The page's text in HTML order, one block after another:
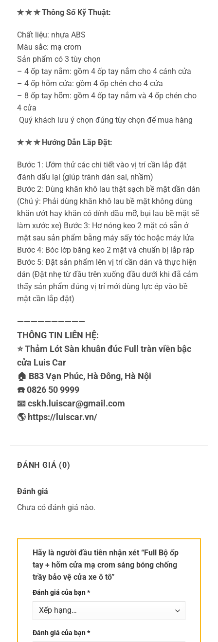
✯ ✯ ✯ Thông Số Kỹ Thuật:
️Chất liệu: nhựa ABS
Màu sắc: mạ crom
Sản phẩm có 3 tùy chọn
– 4 ốp tay nắm: gồm 4 ốp tay nắm cho 4 cánh cửa
– 4 ốp hõm cửa: gồm 4 ốp chén cho 4 cửa
– 8 ốp tay hõm: gồm 4 ốp tay nắm và 4 ốp chén cho
4 cửa
️ Quý khách lưu ý chọn đúng tùy chọn để mua hàng
✯ ✯ ✯ Hướng Dẫn Lắp Đặt:
️Bước 1: Ướm thử các chi tiết vào vị trí cần lắp đặt
đánh dấu lại (giúp tránh dán sai, nhầm)
Bước 2: Dùng khăn khô lau thật sạch bề mặt dần dán
(Chú ý: Phải dùng khăn khô lau bề mặt không dùng
khăn ướt hay khăn có dính dầu mỡ, bụi lau bề mặt sẽ
làm xước xe)️ Bước 3: Hơ nóng keo 2 mặt có sẵn ở
mặt sau sản phẩm bằng máy sấy tóc hoặc máy lửa
Bước 4: Bóc lớp băng keo 2 mặt và chuẩn bị lắp ráp
️Bước 5: Đặt sản phẩm lên vị trí cần dán và thực hiện
dán (Đặt nhẹ từ đầu trên xuống đầu dưới khi đã cảm
thấy sản phẩm đúng vị trí mới dùng lực ép vào bề
mặt cần lắp đặt)
——————————
THÔNG TIN LIÊN HỆ:
⭐️ Thảm Lót Sàn khuân đúc Full tràn viền bậc
cửa Luis Car
🏠 B83 Vạn Phúc, Hà Đông, Hà Nội
☎️ 0826 50 9999
📧 cskh.luiscar@gmail.com
🌎 https://luiscar.vn/
ĐÁNH GIÁ (0)
Đánh giá
Chưa có đánh giá nào.
Hãy là người đầu tiên nhận xét “Full Bộ ốp
tay + hõm cửa mạ crom sáng bóng chống
trầy bảo vệ cửa xe ô tô”
Đánh giá của bạn*
Đánh giá của bạn*